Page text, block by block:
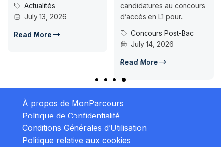
Actualités
July 13, 2026
Read More
candidatures au concours
d’accès en L1 pour...
Concours Post-Bac
July 14, 2026
Read More
À propos de MonParcours
Politique de Confidentialité
Conditions Générales d’Utilisation
Politique relative aux cookies